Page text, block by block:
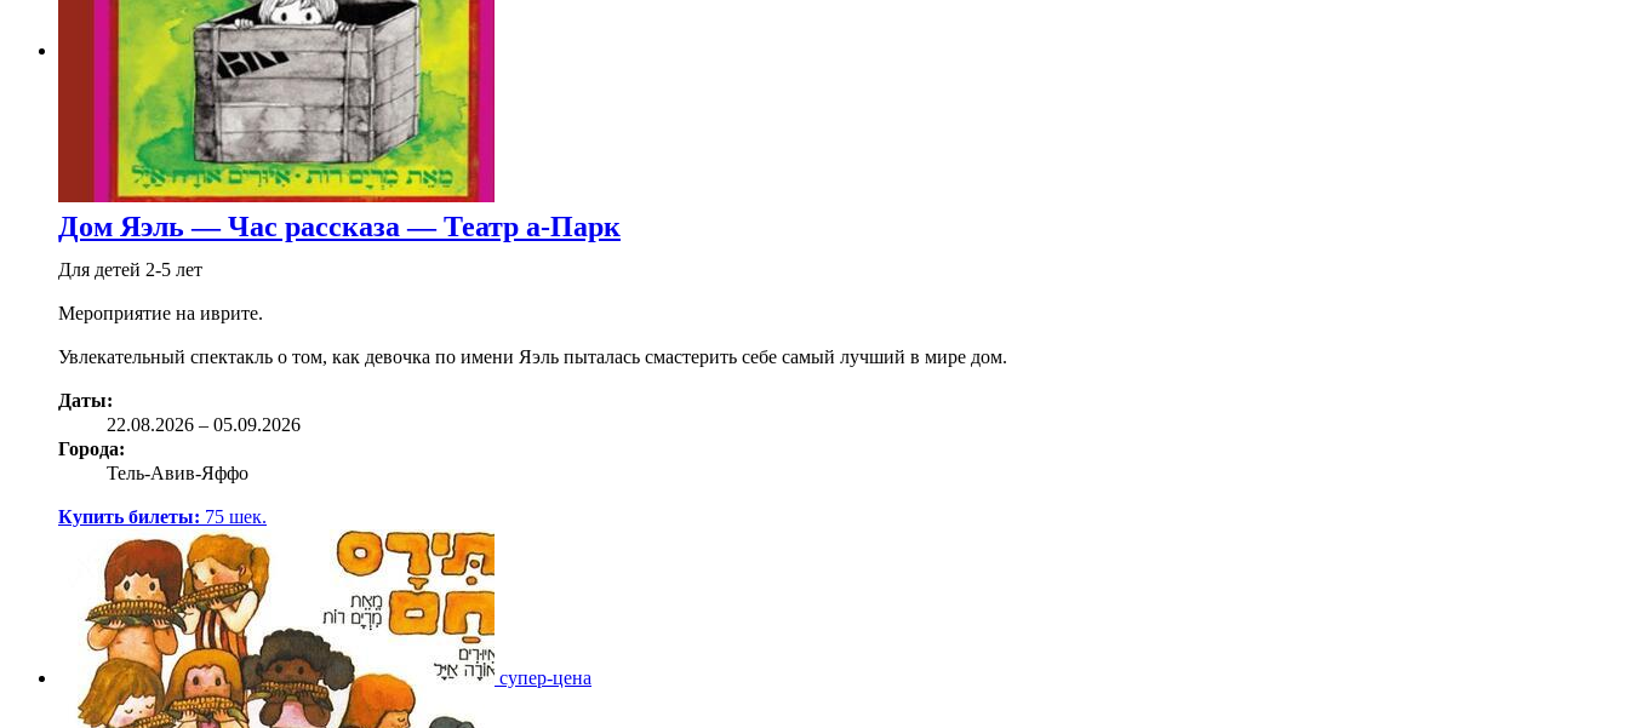
Дом Яэль — Час рассказа — Театр а-Парк
Для детей 2-5 лет
Мероприятие на иврите.
Увлекательный спектакль о том, как девочка по имени Яэль пыталась смастерить себе самый лучший в мире дом.
Даты:
22.08.2026 – 05.09.2026
Города:
Тель-Авив-Яффо
Купить билеты: 75 шек.
супер-цена